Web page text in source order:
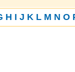
H I J K L M N O